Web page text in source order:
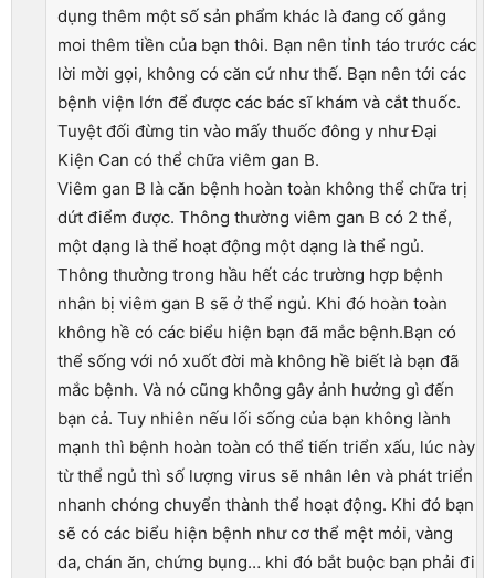
dụng thêm một số sản phẩm khác là đang cố gắng
moi thêm tiền của bạn thôi. Bạn nên tỉnh táo trước các
lời mời gọi, không có căn cứ như thế. Bạn nên tới các
bệnh viện lớn để được các bác sĩ khám và cắt thuốc.
Tuyệt đối đừng tin vào mấy thuốc đông y như Đại
Kiện Can có thể chữa viêm gan B.
Viêm gan B là căn bệnh hoàn toàn không thể chữa trị
dứt điểm được. Thông thường viêm gan B có 2 thể,
một dạng là thể hoạt động một dạng là thể ngủ.
Thông thường trong hầu hết các trường hợp bệnh
nhân bị viêm gan B sẽ ở thể ngủ. Khi đó hoàn toàn
không hề có các biểu hiện bạn đã mắc bệnh.Bạn có
thể sống với nó xuốt đời mà không hề biết là bạn đã
mắc bệnh. Và nó cũng không gây ảnh hưởng gì đến
bạn cả. Tuy nhiên nếu lối sống của bạn không lành
mạnh thì bệnh hoàn toàn có thể tiến triển xấu, lúc này
từ thể ngủ thì số lượng virus sẽ nhân lên và phát triển
nhanh chóng chuyển thành thể hoạt động. Khi đó bạn
sẽ có các biểu hiện bệnh như cơ thể mệt mỏi, vàng
da, chán ăn, chứng bụng… khi đó bắt buộc bạn phải đi